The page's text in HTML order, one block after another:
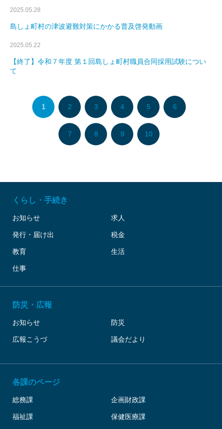
2025.05.28
島しょ町村の津波避難対策にかかる普及啓発動画
2025.05.22
【終了】令和７年度 第１回島しょ町村職員合同採用試験につい
て
1 2 3 4 5 6
7 8 9 10
くらし・手続き
お知らせ 求人
発行・届け出 税金
教育 生活
仕事
防災・広報
お知らせ 防災
広報こうづ 議会だより
各課のページ
総務課 企画財政課
福祉課 保健医療課